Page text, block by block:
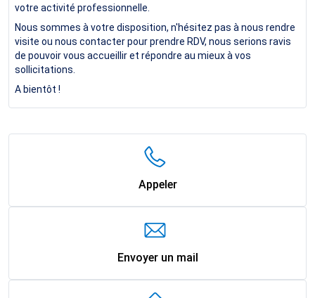
votre activité professionnelle.
Nous sommes à votre disposition, n'hésitez pas à nous rendre
visite ou nous contacter pour prendre RDV, nous serions ravis
de pouvoir vous accueillir et répondre au mieux à vos
sollicitations.
A bientôt !
Appeler
Envoyer un mail